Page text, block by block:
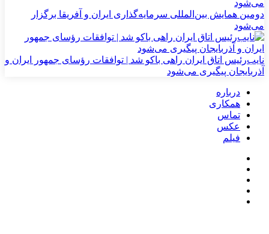
دومین همایش بین‌المللی سرمایه‌گذاری ایران و آفریقا برگزار
می‌شود
نایب‌رئیس اتاق ایران راهی باکو شد | توافقات رؤسای جمهور ایران و
آذربایجان پیگیری می‌شود
درباره
همکاری
تماس
عکس
فیلم